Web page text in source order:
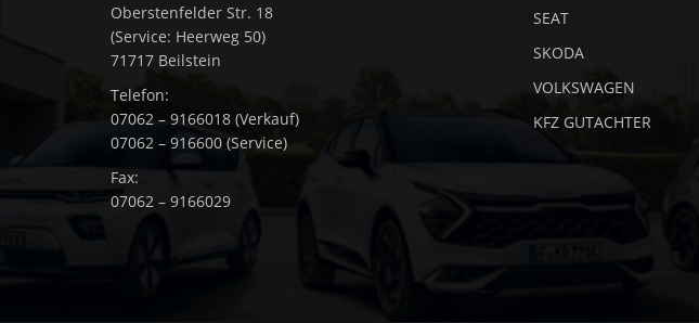
Oberstenfelder Str. 18
(Service: Heerweg 50)
71717 Beilstein
Telefon:
07062 – 9166018 (Verkauf)
07062 – 916600 (Service)
Fax:
07062 – 9166029
SEAT
SKODA
VOLKSWAGEN
KFZ GUTACHTER